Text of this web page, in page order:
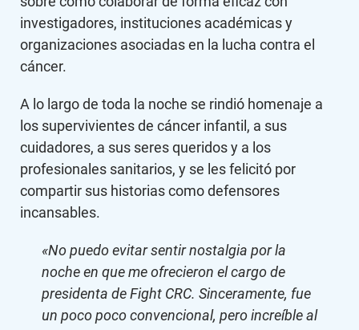
investigadores, instituciones académicas y
organizaciones asociadas en la lucha contra el
cáncer.
A lo largo de toda la noche se rindió homenaje a
los supervivientes de cáncer infantil, a sus
cuidadores, a sus seres queridos y a los
profesionales sanitarios, y se les felicitó por
compartir sus historias como defensores
incansables.
«No puedo evitar sentir nostalgia por la
noche en que me ofrecieron el cargo de
presidenta de Fight CRC. Sinceramente, fue
un poco poco convencional, pero increíble al